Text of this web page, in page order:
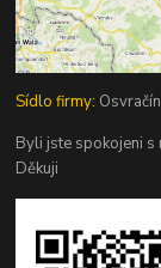
Sídlo firmy:
Byli jste spokojeni s
Děkuji